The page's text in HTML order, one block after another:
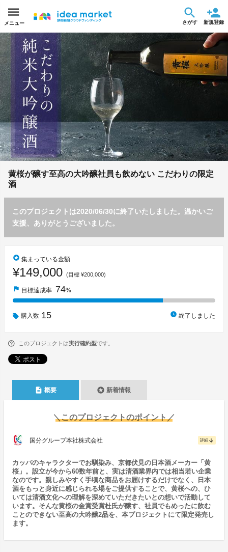
メニュー さがす 新規登録
黄桜が醸す至高の大吟醸社員も飲めない こだわりの限定
酒
このプロジェクトは2020/06/30に終了いたしました。温かいご
支援、ありがとうございました。
stars 集まっている金額
¥149,000 (目標 ¥200,000)
flag 目標達成率 74%
購入数 15 watch_later 終了しました
このプロジェクトは実行確約型です。
description 概要 stars 新着情報
＼このプロジェクトのポイント／
国分グループ本社株式会社 詳細 arrow_downward
カッパのキャラクターでお馴染み、京都伏見の日本酒メーカー「黄
桜」。設立が今から60数年前と、実は清酒業界内では相当若い企業
なのです。親しみやすく手頃な商品をお届けするだけでなく、日本
酒をもっと身近に感じられる場をご提供することで、黄桜への、ひ
いては清酒文化への理解を深めていただきたいとの想いで活動して
います。そんな黄桜の金賞受賞杜氏が醸す、社員でもめったに飲む
ことのできない至高の大吟醸2品を、本プロジェクトにて限定発売し
ます。